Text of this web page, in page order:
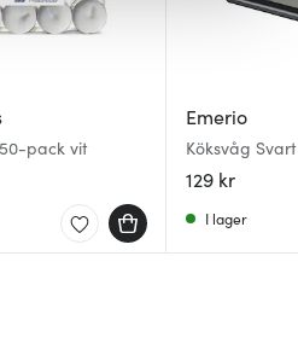
pack vit
Emerio
Köksvåg Svart
129 kr
I lager